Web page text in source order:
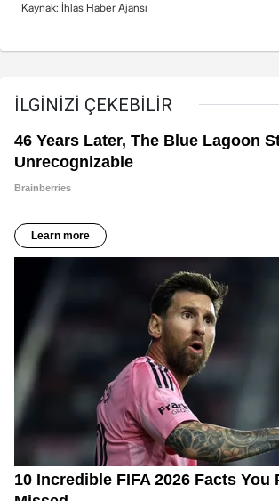
Kaynak: İhlas Haber Ajansı